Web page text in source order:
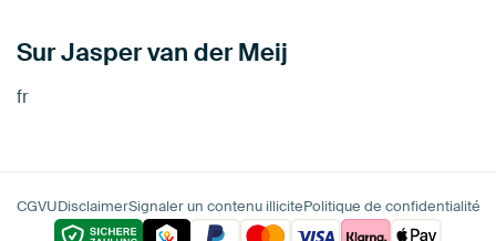
Sur Jasper van der Meij
fr
CGVUDisclaimerSignaler un contenu illicitePolitique de confidentialité